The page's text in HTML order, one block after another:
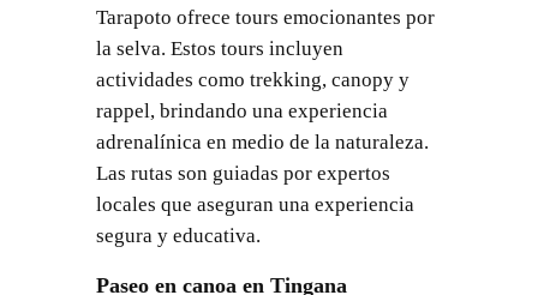
Tarapoto ofrece tours emocionantes por
la selva. Estos tours incluyen
actividades como trekking, canopy y
rappel, brindando una experiencia
adrenalínica en medio de la naturaleza.
Las rutas son guiadas por expertos
locales que aseguran una experiencia
segura y educativa.
Paseo en canoa en Tingana